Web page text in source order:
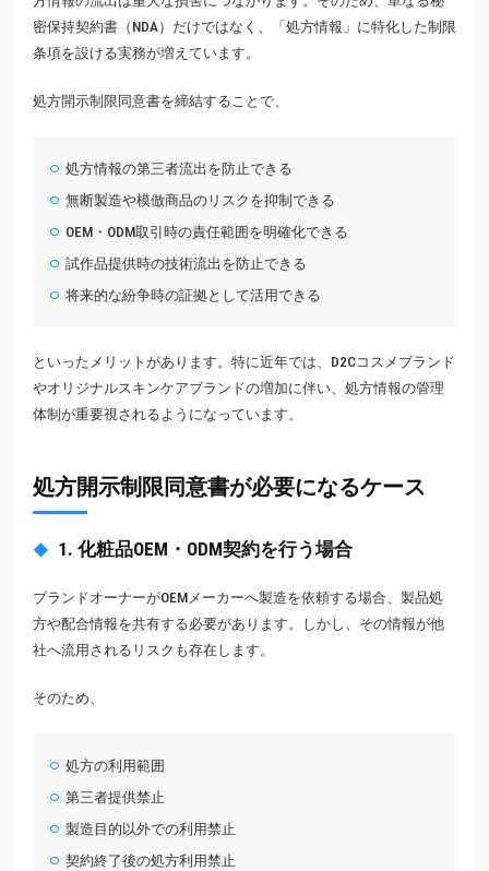
密保持契約書（NDA）だけではなく、「処方情報」に特化した制限
条項を設ける実務が増えています。
処方開示制限同意書を締結することで、
処方情報の第三者流出を防止できる
無断製造や模倣商品のリスクを抑制できる
OEM・ODM取引時の責任範囲を明確化できる
試作品提供時の技術流出を防止できる
将来的な紛争時の証拠として活用できる
といったメリットがあります。特に近年では、D2Cコスメブランド
やオリジナルスキンケアブランドの増加に伴い、処方情報の管理
体制が重要視されるようになっています。
処方開示制限同意書が必要になるケース
1. 化粧品OEM・ODM契約を行う場合
ブランドオーナーがOEMメーカーへ製造を依頼する場合、製品処
方や配合情報を共有する必要があります。しかし、その情報が他
社へ流用されるリスクも存在します。
そのため、
処方の利用範囲
第三者提供禁止
製造目的以外での利用禁止
契約終了後の処方利用禁止